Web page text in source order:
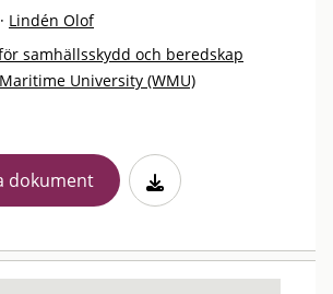
· Lindén Olof
samhällsskydd och beredskap
University (WMU)
dokument